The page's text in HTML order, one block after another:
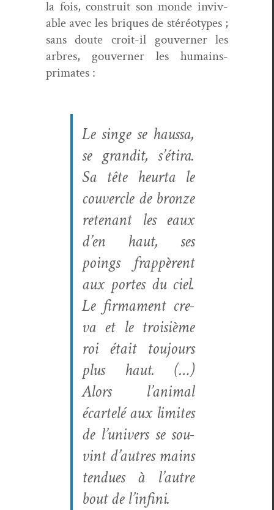
la fois,con­stru­it son monde inviv­
able avec les briques de stéréo­types ;
sans doute croit-il gou­vern­er les
arbres, gou­vern­er les humains-
primates :
Le singe se haus­sa,
se grandit, s’éti­ra.
Sa tête heur­ta le
cou­ver­cle de bronze
retenant les eaux
d’en haut, ses
poings frap­pèrent
aux portes du ciel.
Le fir­ma­ment cre­
va et le troisième
roi était tou­jours
plus haut. (…)
Alors l’an­i­mal
écartelé aux lim­ites
de l’u­nivers se sou­
vint d’autres mains
ten­dues à l’autre
bout de l’infini.